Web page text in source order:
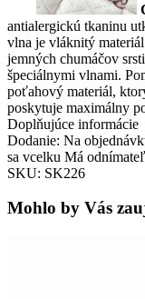
antialergickú tkaninu
vlna je vláknitý
jemných chumáčov
špeciálnymi vlnami.
poťahový materiál,
poskytuje maximálny
Doplňujúce informácie
Dodanie: Na
sa vcelku Má
SKU: SK226
Mohlo by Vás